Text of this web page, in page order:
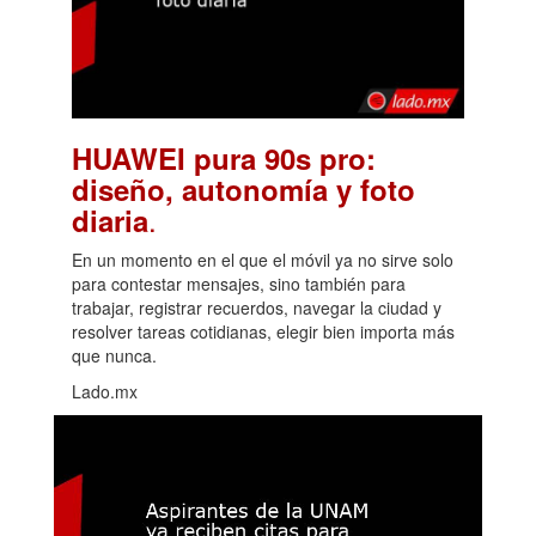
HUAWEI pura 90s pro:
diseño, autonomía y foto
diaria.
En un momento en el que el móvil ya no sirve solo
para contestar mensajes, sino también para
trabajar, registrar recuerdos, navegar la ciudad y
resolver tareas cotidianas, elegir bien importa más
que nunca.
Lado.mx